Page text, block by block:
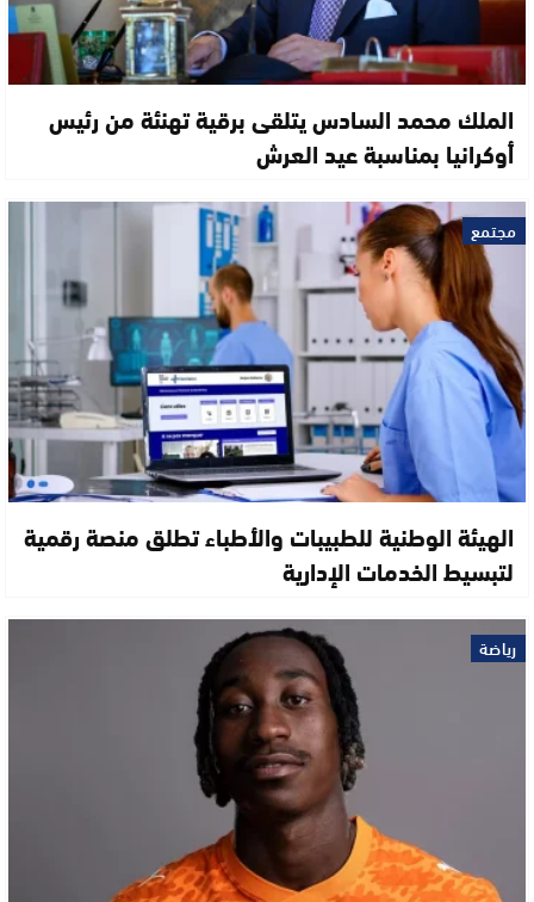
الملك محمد السادس يتلقى برقية تهنئة من رئيس
أوكرانيا بمناسبة عيد العرش
مجتمع
الهيئة الوطنية للطبيبات والأطباء تطلق منصة رقمية
لتبسيط الخدمات الإدارية
رياضة